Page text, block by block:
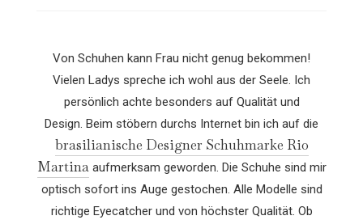
Von Schuhen kann Frau nicht genug bekommen!
Vielen Ladys spreche ich wohl aus der Seele. Ich
persönlich achte besonders auf Qualität und
Design. Beim stöbern durchs Internet bin ich auf die
brasilianische Designer Schuhmarke Rio
Martinaaufmerksam geworden. Die Schuhe sind mir
optisch sofort ins Auge gestochen. Alle Modelle sind
richtige Eyecatcher und von höchster Qualität. Ob